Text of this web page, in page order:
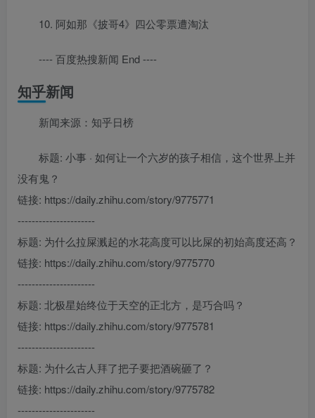
10. 阿如那《披哥4》四公零票遭淘汰
---- 百度热搜新闻 End ----
知乎新闻
新闻来源：知乎日榜
标题: 小事 · 如何让一个六岁的孩子相信，这个世界上并
没有鬼？
链接: https://daily.zhihu.com/story/9775771
----------------------
标题: 为什么拉屎溅起的水花高度可以比屎的初始高度还高？
链接: https://daily.zhihu.com/story/9775770
----------------------
标题: 北极星始终位于天空的正北方，是巧合吗？
链接: https://daily.zhihu.com/story/9775781
----------------------
标题: 为什么古人拜了把子要把酒碗砸了？
链接: https://daily.zhihu.com/story/9775782
----------------------